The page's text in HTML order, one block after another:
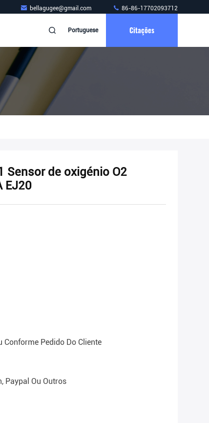
bellagugee@gmail.com 86-86-17702093712
Portuguese Citações
Sensor de oxigénio O2
EJ20
Conforme Pedido Do Cliente
Paypal Ou Outros